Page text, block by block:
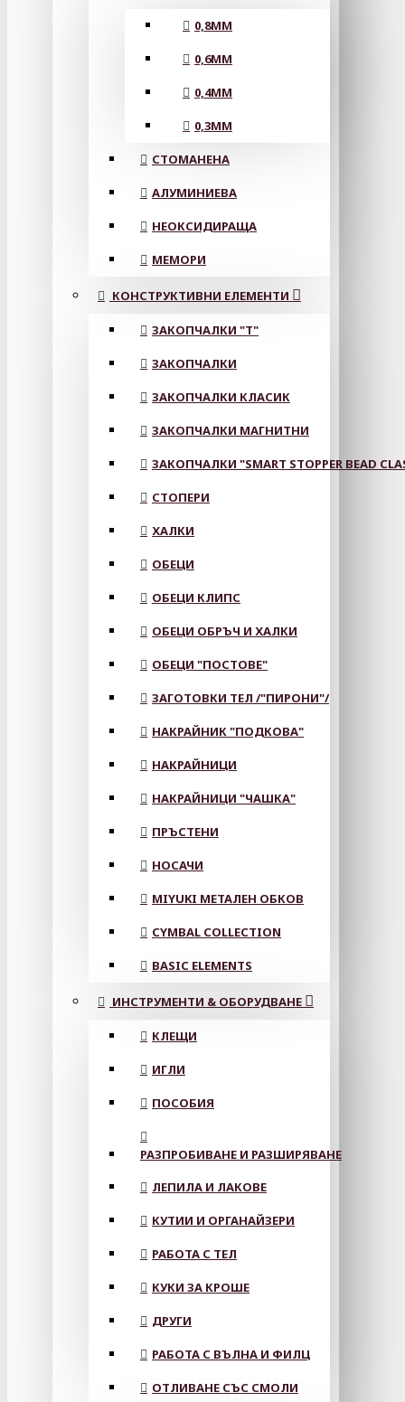
0,8MM
0,6MM
0,4MM
0,3MM
СТОМАНЕНА
АЛУМИНИЕВА
НЕОКСИДИРАЩА
МЕМОРИ
КОНСТРУКТИВНИ ЕЛЕМЕНТИ
ЗАКОПЧАЛКИ "Т"
ЗАКОПЧАЛКИ
ЗАКОПЧАЛКИ КЛАСИК
ЗАКОПЧАЛКИ МАГНИТНИ
ЗАКОПЧАЛКИ "SMART STOPPER BEAD
СТОПЕРИ
ХАЛКИ
ОБЕЦИ
ОБЕЦИ КЛИПС
ОБЕЦИ ОБРЪЧ И ХАЛКИ
ОБЕЦИ "ПОСТОВЕ"
ЗАГОТОВКИ ТЕЛ /"ПИРОНИ"/
НАКРАЙНИК "ПОДКОВА"
НАКРАЙНИЦИ
НАКРАЙНИЦИ "ЧАШКА"
ПРЪСТЕНИ
НОСАЧИ
MIYUKI МЕТАЛЕН ОБКОВ
CYMBAL COLLECTION
BASIC ELEMENTS
ИНСТРУМЕНТИ & ОБОРУДВАНЕ
КЛЕЩИ
ИГЛИ
ПОСОБИЯ
РАЗПРОБИВАНЕ И РАЗШИРЯВАНЕ
ЛЕПИЛА И ЛАКОВЕ
КУТИИ И ОРГАНАЙЗЕРИ
РАБОТА С ТЕЛ
КУКИ ЗА КРОШЕ
ДРУГИ
РАБОТА С ВЪЛНА И ФИЛЦ
ОТЛИВАНЕ СЪС СМОЛИ